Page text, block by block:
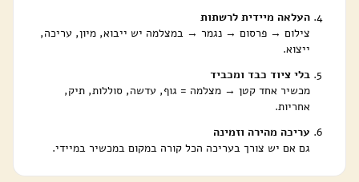
העלאה מיידית לרשתות
צילום → פרסום → נגמר → במצלמה יש ייבוא, מיון, עריכה,
ייצוא.
בלי ציוד כבד ומכביד
מכשיר אחד קטן → מצלמה = גוף, עדשה, סוללות, תיק,
אחריות.
עריכה מהירה וזמינה
גם אם יש צורך בעריכה הכל קורה במקום במכשיר במיידי.